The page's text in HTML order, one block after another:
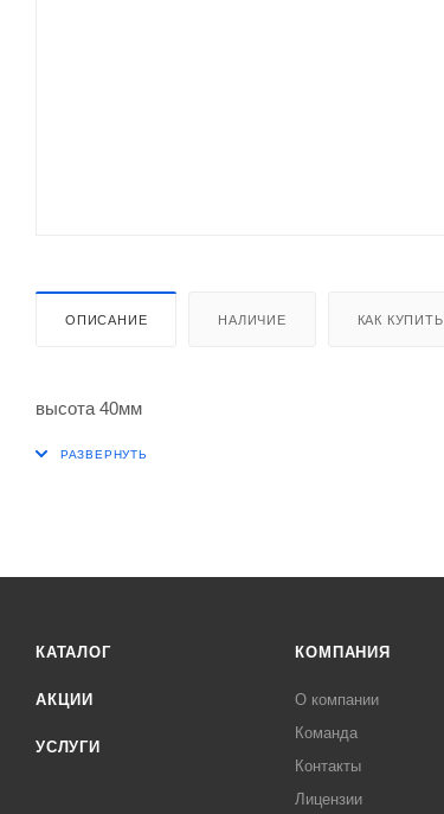
ОПИСАНИЕ НАЛИЧИЕ КАК КУПИТЬ
высота 40мм
КАТАЛОГ
АКЦИИ
УСЛУГИ
КОМПАНИЯ
О компании
Команда
Контакты
Лицензии